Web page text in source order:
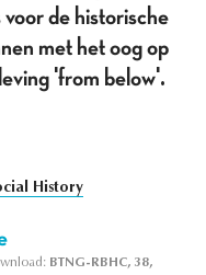
de historische
met het oog op
'from below'.
History
BTNG-RBHC, 38,